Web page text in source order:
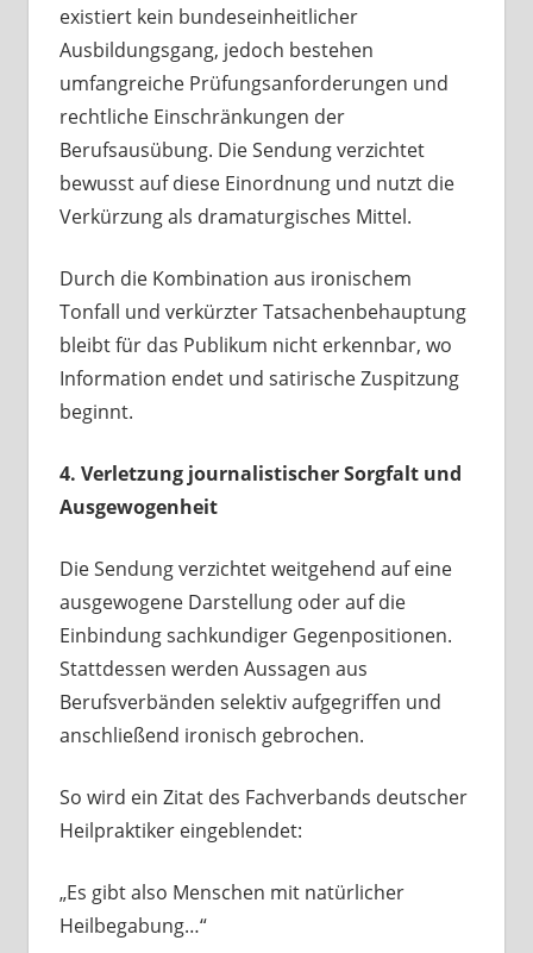
existiert kein bundeseinheitlicher
Ausbildungsgang, jedoch bestehen
umfangreiche Prüfungsanforderungen und
rechtliche Einschränkungen der
Berufsausübung. Die Sendung verzichtet
bewusst auf diese Einordnung und nutzt die
Verkürzung als dramaturgisches Mittel.
Durch die Kombination aus ironischem
Tonfall und verkürzter Tatsachenbehauptung
bleibt für das Publikum nicht erkennbar, wo
Information endet und satirische Zuspitzung
beginnt.
4. Verletzung journalistischer Sorgfalt und
Ausgewogenheit
Die Sendung verzichtet weitgehend auf eine
ausgewogene Darstellung oder auf die
Einbindung sachkundiger Gegenpositionen.
Stattdessen werden Aussagen aus
Berufsverbänden selektiv aufgegriffen und
anschließend ironisch gebrochen.
So wird ein Zitat des Fachverbands deutscher
Heilpraktiker eingeblendet:
„Es gibt also Menschen mit natürlicher
Heilbegabung…“